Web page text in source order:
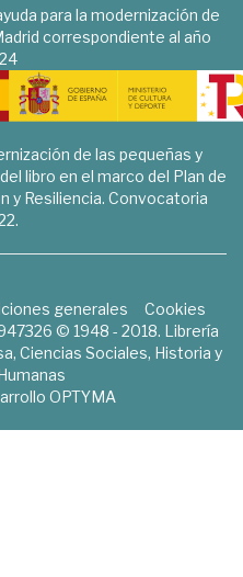
para la modernización de
correspondiente al año
de las pequeñas y
libro en el marco del Plan de
y Resiliencia. Convocatoria
generales
Cookies
© 1948 - 2018. Librería
Ciencias Sociales, Historia y
OPTYMA